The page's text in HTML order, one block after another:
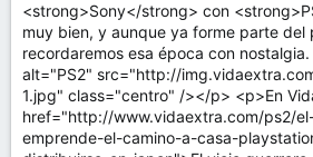
<strong>Sony</strong> con
muy bien, y aunque ya forme parte del
recordaremos esa época con
alt="PS2" src="http://
1.jpg" class="centro" /></p> <p>En
href="http://www.vidaextra.com/ps2/
emprende-el-camino-a-casa-